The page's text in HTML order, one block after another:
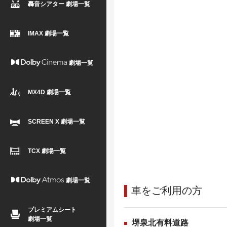
轟音シアター 劇場一覧
IMAX 劇場一覧
劇場一覧
MX4D 劇場一覧
SCREEN X 劇場一覧
TCX 劇場一覧
劇場一覧
プレミアムシート
劇場一覧
車をご利用の方
堺泉北有料道路